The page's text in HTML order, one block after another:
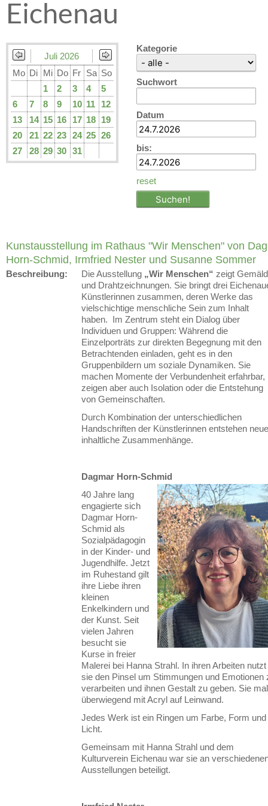
Eichenau
Juli 2026
Mo Di Mi Do Fr Sa So
1
2 3 4
5
6
7 8 9 10 11
12
13
14 15 16 17 18 19
20
21 22 23 24 25 26
27
28 29 30 31
Kategorie
Suchwort
Datum
bis:
reset
Kunstausstellung im Rathaus "Wir Menschen" von
Horn-Schmid, Irmfried Nester und Susanne Sommer
Beschreibung: Die Ausstellung „Wir Menschen“ zeigt
und Drahtzeichnungen. Sie bringt drei
Künstlerinnen zusammen, deren Werke das
vielschichtige menschliche Sein zum Inhalt
haben. Im Zentrum steht ein Dialog über
Individuen und Gruppen: Während die
Einzelporträts zur direkten Begegnung mit den
Betrachtenden einladen, geht es in den
Gruppenbildern um soziale Dynamiken. Sie
machen Momente der Verbundenheit erfahrbar,
zeigen aber auch Isolation oder die Entstehung
von Gemeinschaften.
Durch Kombination der unterschiedlichen
Handschriften der Künstlerinnen entstehen neue
inhaltliche Zusammenhänge.
Dagmar Horn-Schmid
40 Jahre lang
engagierte sich
Dagmar Horn-
Schmid als
Sozialpädagogin
in der Kinder- und
Jugendhilfe. Jetzt
im Ruhestand gilt
ihre Liebe ihren
kleinen
Enkelkindern und
der Kunst. Seit
vielen Jahren
besucht sie
Kurse in freier
Malerei bei Hanna Strahl. In ihren Arbeiten nutzt
sie den Pinsel um Stimmungen und Emotionen
verarbeiten und ihnen Gestalt zu geben. Sie
überwiegend mit Acryl auf Leinwand.
Jedes Werk ist ein Ringen um Farbe, Form und
Licht.
Gemeinsam mit Hanna Strahl und dem
Kulturverein Eichenau war sie an
Ausstellungen beteiligt.